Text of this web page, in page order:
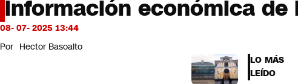
Cultura
Servicios
Bits
CNN Data
información económica
08- 07- 2025 13:44
Por Hector Basoalto
LO MÁS
LEÍDO